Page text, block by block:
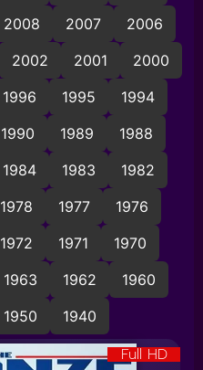
2008 2007
2006
2002 2001
2000
1996 1995
1994
1990 1989
1988
1984 1983
1982
1978 1977
1976
1972 1971
1970
1963 1962
1960
1950 1940
Full HD